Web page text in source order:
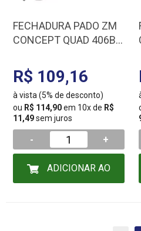
FECHADURA PADO ZM
CONCEPT QUAD 406B
R$ 109,16
à vista (5% de desconto)
ou R$ 114,90em 10x de R$
11,49sem juros
- +